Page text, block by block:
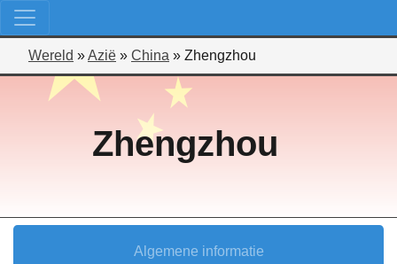
Wereld »Azië » China » Zhengzhou
Zhengzhou
Algemene informatie